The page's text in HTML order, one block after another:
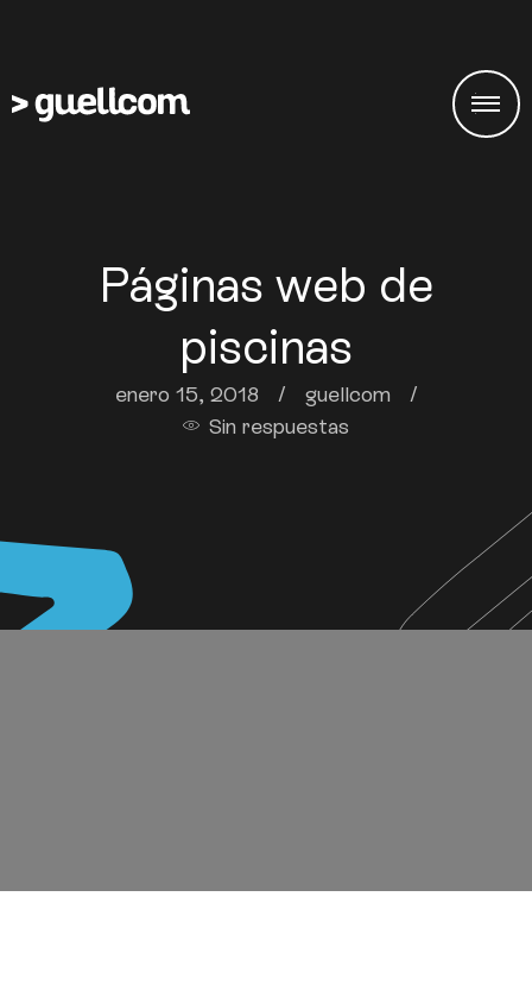
Páginas web de
piscinas
enero 15, 2018 / guellcom
/
Sin respuestas